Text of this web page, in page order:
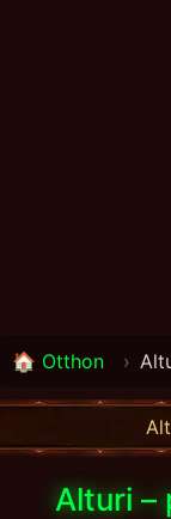
🏠 Otthon ›
Alturi –